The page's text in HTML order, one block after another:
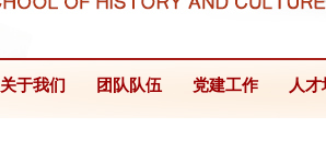
关于我们 团队队伍 党建工作 人